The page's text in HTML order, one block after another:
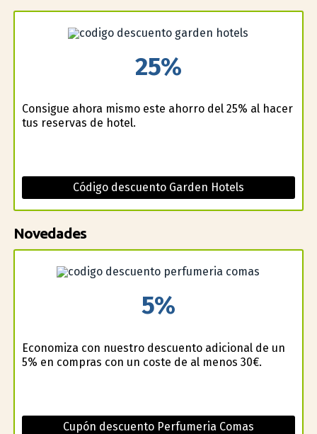
25%
Consigue ahora mismo este ahorro del 25% al hacer
tus reservas de hotel.
Código descuento Garden Hotels
Novedades
5%
Economiza con nuestro descuento adicional de un
5% en compras con un coste de al menos 30€.
Cupón descuento Perfumeria Comas